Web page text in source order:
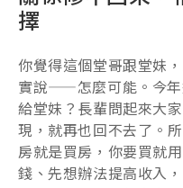
擇
你覺得這個堂哥跟堂妹
實說——怎麼可能。今年
給堂妹？長輩問起來大
現，就再也回不去了。
房就是買房，你要買就
錢、先想辦法提高收入